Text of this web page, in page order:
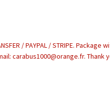
/ PAYPAL / STRIPE. Package
carabus1000@orange.fr. Thank